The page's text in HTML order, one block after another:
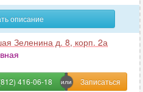
43
113
описание
Зеленина д. 8, корп. 2а
416-06-18